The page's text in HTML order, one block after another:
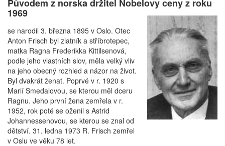
Původem z norska držitel Nobelovy ceny z roku
1969
se narodil 3. března 1895 v Oslo. Otec
Anton Frisch byl zlatník a stříbrotepec,
matka Ragna Frederikka Kittilsenová,
podle jeho vlastních slov, měla velký vliv
na jeho obecný rozhled a názor na život.
Byl dvakrát ženat. Poprvé v r. 1920 s
Marií Smedalovou, se kterou měl dceru
Ragnu. Jeho první žena zemřela v r.
1952, rok poté se oženil s Astrid
Johannessenovou, se kterou se znal od
dětství. 31. ledna 1973 R. Frisch zemřel
v Oslu ve věku 78 let.